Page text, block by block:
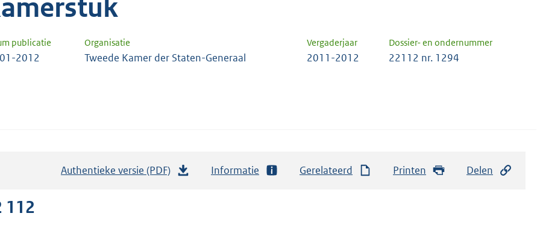
publicatie Organisatie Vergaderjaar Dossier- en ondernummer
2012 Tweede Kamer der Staten-Generaal 2011-2012 22112 nr. 1294
Authentieke versie (PDF) Informatie Gerelateerd Printen Delen
112